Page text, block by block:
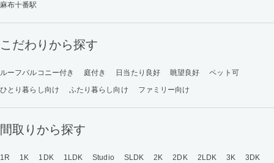
麻布十番駅
こだわりから探す
ルーフバルコニー付き 庭付き 日当たり良好 眺望良好
ペット可
ひとり暮らし向け
ふたり暮らし向け ファミリー向け
間取りから探す
1R 1K 1DK 1LDK Studio SLDK 2K 2DK 2LDK 3K
3DK